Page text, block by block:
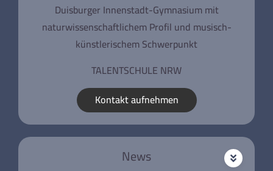
Duisburger Innenstadt-Gymnasium mit
naturwissenschaftlichem Profil und musisch-
künstlerischem Schwerpunkt
TALENTSCHULE NRW
Kontakt aufnehmen
News